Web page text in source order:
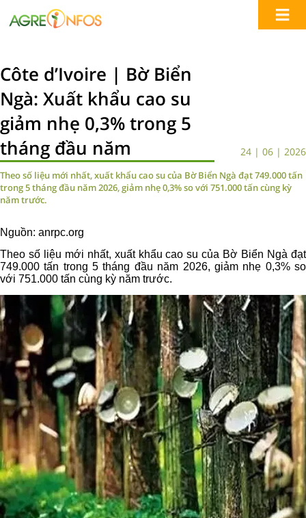
Côte d’Ivoire | Bờ Biển
Ngà: Xuất khẩu cao su
giảm nhẹ 0,3% trong 5
tháng đầu năm
24 | 06 | 2026
Theo số liệu mới nhất, xuất khẩu cao su của Bờ Biển Ngà đạt 749.000 tấn
trong 5 tháng đầu năm 2026, giảm nhẹ 0,3% so với 751.000 tấn cùng kỳ
năm trước.
Nguồn: anrpc.org
Theo số liệu mới nhất, xuất khẩu cao su của Bờ Biển Ngà đạt
749.000 tấn trong 5 tháng đầu năm 2026, giảm nhẹ 0,3% so
với 751.000 tấn cùng kỳ năm trước.